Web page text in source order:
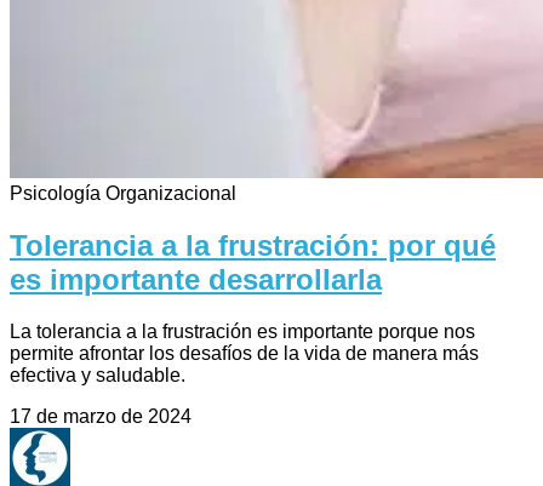
Psicología Organizacional
Tolerancia a la frustración: por qué
es importante desarrollarla
La tolerancia a la frustración es importante porque nos
permite afrontar los desafíos de la vida de manera más
efectiva y saludable.
17 de marzo de 2024